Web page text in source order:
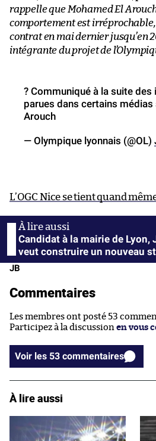
rappelle que Mohamed El
comportement est
contrat en mai dernier jusqu’en
intégrante du projet de
? Communiqué à la suite
parues dans certains
Arouch
— Olympique lyonnais (@OL)
L’OGC Nice se tient quand
Candidat à la mairie de Lyon,
veut construire un nouveau
JB
Commentaires
Les membres ont posté 53
Participez à la discussion en vous
Voir les 53 commentaires
À lire aussi